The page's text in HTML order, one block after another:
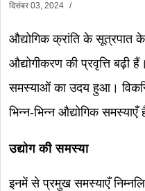
दिसंबर 03, 2024
औद्योगिक क्रांति के सूत्रपात
औद्योगीकरण की प्रवृत्ति
समस्याओं का उदय हुआ।
भिन्न-भिन्न औद्योगिक समस्याएँ
उद्योग की समस्या
इनमें से प्रमुख समस्याएँ